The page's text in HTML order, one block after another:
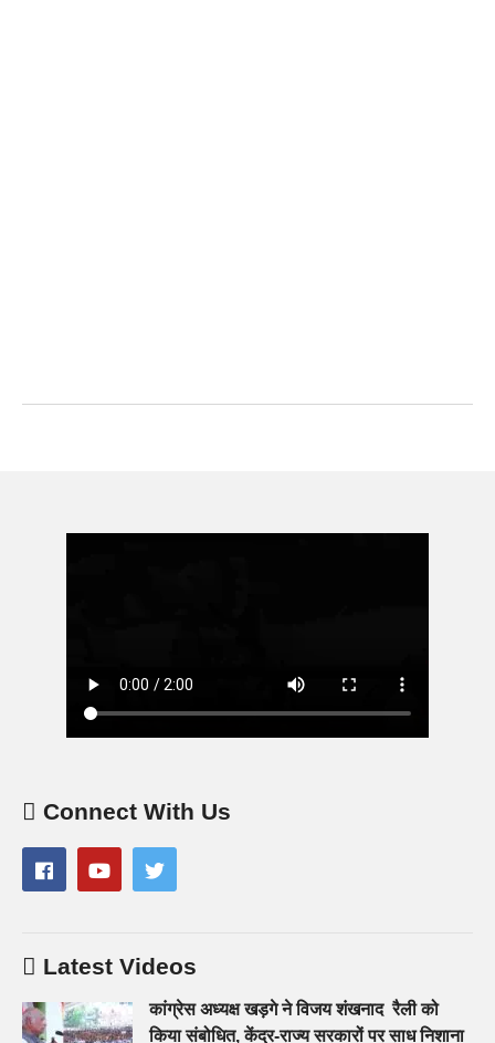
Connect With Us
Latest Videos
कांग्रेस अध्यक्ष खड़गे ने विजय शंखनाद रैली को
किया संबोधित, केंद्र-राज्य सरकारों पर साध निशाना